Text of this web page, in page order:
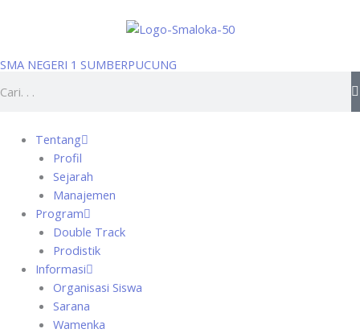
SMA NEGERI 1 SUMBERPUCUNG
Tentang
Profil
Sejarah
Manajemen
Program
Double Track
Prodistik
Informasi
Organisasi Siswa
Sarana
Wamenka